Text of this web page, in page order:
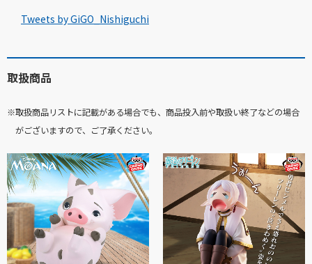
Tweets by GiGO_Nishiguchi
取扱商品
※取扱商品リストに記載がある場合でも、商品投入前や取扱い終了などの場合
がございますので、ご了承ください。